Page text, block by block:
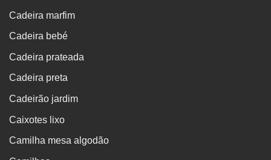
Cadeira marfim
Cadeira bebé
Cadeira prateada
Cadeira preta
Cadeirão jardim
Caixotes lixo
Camilha mesa algodão